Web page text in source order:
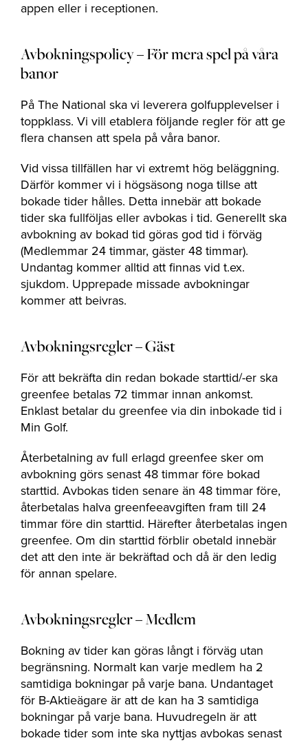
appen eller i receptionen.
Avbokningspolicy – För mera spel på våra
banor
På The National ska vi leverera golfupplevelser i
toppklass. Vi vill etablera följande regler för att ge
flera chansen att spela på våra banor.
Vid vissa tillfällen har vi extremt hög beläggning.
Därför kommer vi i högsäsong noga tillse att
bokade tider hålles. Detta innebär att bokade
tider ska fullföljas eller avbokas i tid. Generellt ska
avbokning av bokad tid göras god tid i förväg
(Medlemmar 24 timmar, gäster 48 timmar).
Undantag kommer alltid att finnas vid t.ex.
sjukdom. Upprepade missade avbokningar
kommer att beivras.
Avbokningsregler – Gäst
För att bekräfta din redan bokade starttid/-er ska
greenfee betalas 72 timmar innan ankomst.
Enklast betalar du greenfee via din inbokade tid i
Min Golf.
Återbetalning av full erlagd greenfee sker om
avbokning görs senast 48 timmar före bokad
starttid. Avbokas tiden senare än 48 timmar före,
återbetalas halva greenfeeavgiften fram till 24
timmar före din starttid. Härefter återbetalas ingen
greenfee. Om din starttid förblir obetald innebär
det att den inte är bekräftad och då är den ledig
för annan spelare.
Avbokningsregler – Medlem
Bokning av tider kan göras långt i förväg utan
begränsning. Normalt kan varje medlem ha 2
samtidiga bokningar på varje bana. Undantaget
för B-Aktieägare är att de kan ha 3 samtidiga
bokningar på varje bana. Huvudregeln är att
bokade tider som inte ska nyttjas avbokas senast